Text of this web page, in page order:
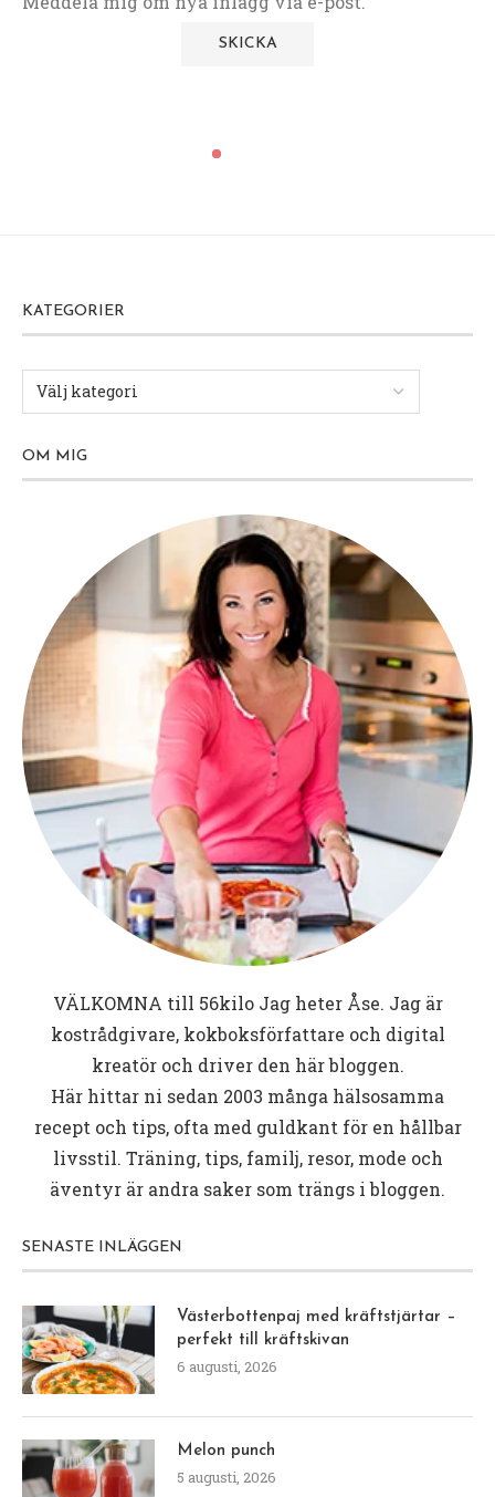
KATEGORIER
OM MIG
VÄLKOMNA till 56kiloJag heter Åse. Jag är
kostrådgivare, kokboksförfattare och digital
kreatör och driver den här bloggen.
Här hittar ni sedan 2003 många hälsosamma
recept och tips, ofta med guldkant för en hållbar
livsstil. Träning, tips, familj, resor, mode och
äventyr är andra saker som trängs i bloggen.
SENASTE INLÄGGEN
Västerbottenpaj med kräftstjärtar –
perfekt till kräftskivan
6 augusti, 2026
Melon punch
5 augusti, 2026